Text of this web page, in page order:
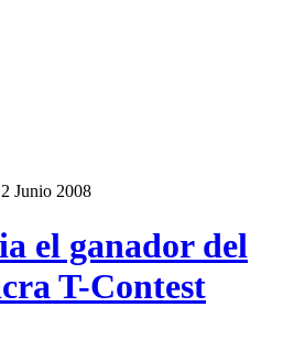
2 Junio 2008
el ganador del
T-Contest